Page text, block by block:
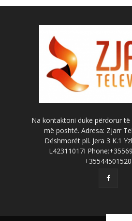
Na kontaktoni duke përdorur
më poshtë. Adresa: Zjarr
Dëshmorët pll. Jera 3 K.1
L42311017I
+35544501520